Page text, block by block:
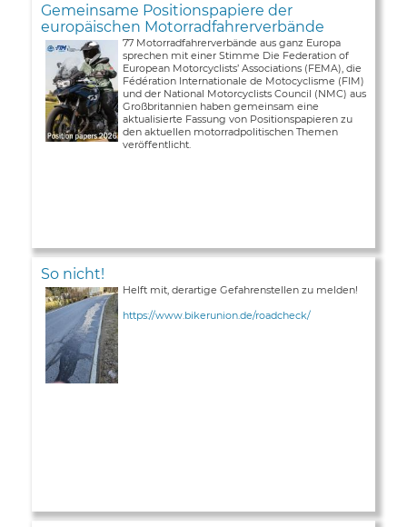
Gemeinsame Positionspapiere der
europäischen Motorradfahrerverbände
77 Motorradfahrerverbände aus ganz Europa
sprechen mit einer Stimme Die Federation of
European Motorcyclists’ Associations (FEMA), die
Fédération Internationale de Motocyclisme (FIM)
und der National Motorcyclists Council (NMC) aus
Großbritannien haben gemeinsam eine
aktualisierte Fassung von Positionspapieren zu
den aktuellen motorradpolitischen Themen
veröffentlicht.
So nicht!
Helft mit, derartige Gefahrenstellen zu melden!
https://www.bikerunion.de/roadcheck/